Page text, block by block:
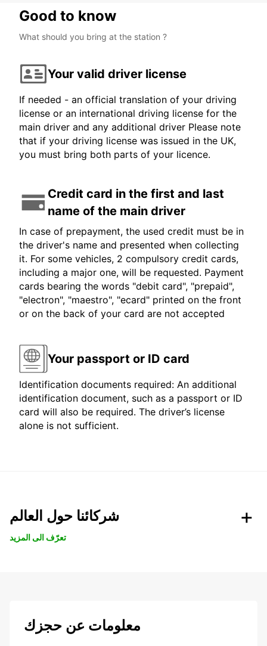
Good to know
What should you bring at the station ?
Your valid driver license
If needed - an official translation of your driving
license or an international driving license for the
main driver and any additional driver Please note
that if your driving license was issued in the UK,
you must bring both parts of your licence.
Credit card in the first and last
name of the main driver
In case of prepayment, the used credit must be in
the driver's name and presented when collecting
it. For some vehicles, 2 compulsory credit cards,
including a major one, will be requested. Payment
cards bearing the words "debit card", "prepaid",
"electron", "maestro", "ecard" printed on the front
or on the back of your card are not accepted
Your passport or ID card
Identification documents required: An additional
identification document, such as a passport or ID
card will also be required. The driver’s license
alone is not sufficient.
شركائنا حول العالم
تعرّف الى المزيد
معلومات عن حجزك